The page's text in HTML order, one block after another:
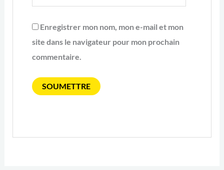
Enregistrer mon nom, mon e-mail et mon
site dans le navigateur pour mon prochain
commentaire.